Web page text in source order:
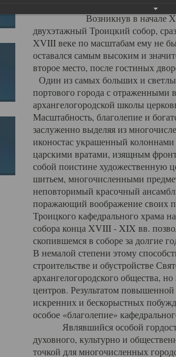
Возникнув в начале XVIII
двухэтажный Троицкий собор,
XVIII веке по масштабам ему не
оставался самым высоким и
второе место, после гостиных
Один из самых больших и
портового города с
архангелогородской школы
Масштабность, благолепие и
заслуженно выделяя из
иконостас украшенный
царскими вратами, изящным
собой поистине художественную
шитьем, многочисленными
неповторимый красочный
поражающий воображение своих
Троицкого кафедрального храма
собора конца XVIII - XIX вв.
скопившемся в соборе за долгие
В немалой степени этому
строительстве и обустройстве
архангелогородского общества,
центров. Результатом
искренних и бескорыстных
особое «благолепие»
Являвшийся особой
духовного, культурно и
точкой для многочисленных